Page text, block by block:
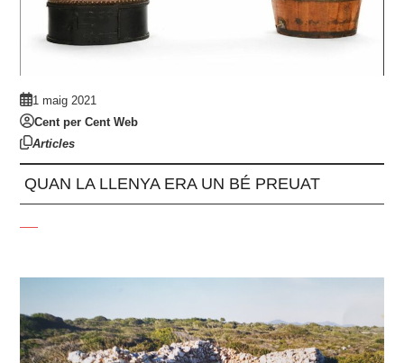
1 maig 2021
Cent per Cent Web
Articles
QUAN LA LLENYA ERA UN BÉ PREUAT